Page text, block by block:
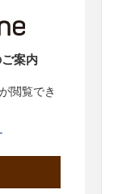
案内
閲覧でき